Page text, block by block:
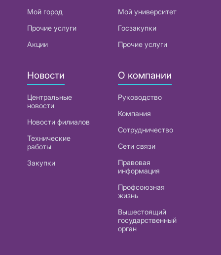
Мой город
Прочие услуги
Акции
Мой университет
Госзакупки
Прочие услуги
Новости
Центральные
новости
Новости филиалов
Технические
работы
Закупки
О компании
Руководство
Компания
Сотрудничество
Сети связи
Правовая
информация
Профсоюзная
жизнь
Вышестоящий
государственный
орган